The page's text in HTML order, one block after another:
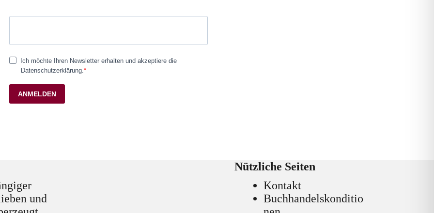
Ich möchte Ihren Newsletter erhalten und akzeptiere die
Datenschutzerklärung.
ANMELDEN
und
Nützliche Seiten
Kontakt
Buchhandelskonditio